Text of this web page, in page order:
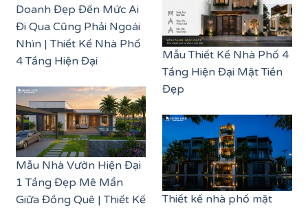
Doanh Đẹp Đến Mức Ai
Đi Qua Cũng Phải Ngoái
Nhìn | Thiết Kế Nhà Phố
4 Tầng Hiện Đại
Mẫu Nhà Vườn Hiện Đại
1 Tầng Đẹp Mê Mẩn
Giữa Đồng Quê | Thiết Kế
Mẫu Thiết Kế Nhà Phố 4
Tầng Hiện Đại Mặt Tiền
Đẹp
Thiết kế nhà phố mặt